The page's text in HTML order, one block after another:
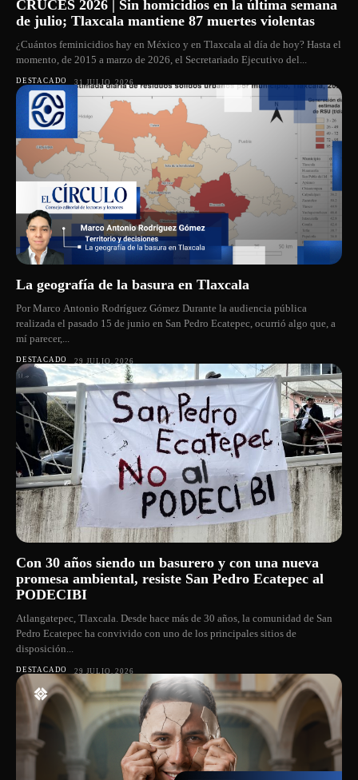
CRUCES 2026 | Sin homicidios en la última semana
de julio; Tlaxcala mantiene 87 muertes violentas
¿Cuántos feminicidios hay en México y en Tlaxcala al día de hoy? Hasta el
momento, de 2015 a marzo de 2026, el Secretariado Ejecutivo del...
DESTACADO 31 JULIO, 2026
La geografía de la basura en Tlaxcala
Por Marco Antonio Rodríguez Gómez Durante la audiencia pública
realizada el pasado 15 de junio en San Pedro Ecatepec, ocurrió algo que, a
mí parecer,...
DESTACADO 29 JULIO, 2026
Con 30 años siendo un basurero y con una nueva
promesa ambiental, resiste San Pedro Ecatepec al
PODECIBI
Atlangatepec, Tlaxcala. Desde hace más de 30 años, la comunidad de San
Pedro Ecatepec ha convivido con uno de los principales sitios de
disposición...
DESTACADO 29 JULIO, 2026